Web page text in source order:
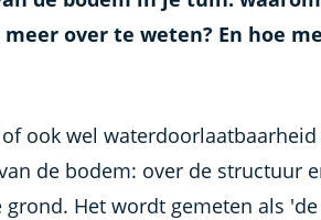
over te weten? En hoe
ook wel waterdoorlaatbaarheid
de bodem: over de structuur
Het wordt gemeten als